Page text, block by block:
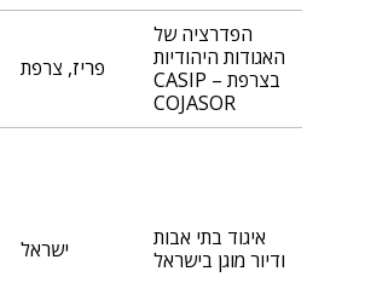
הפדרציה של
האגודות היהודיות
בצרפת CASIP –
COJASOR
פריז, צרפת
איגוד בתי אבות
ודיור מוגן בישראל
ישראל